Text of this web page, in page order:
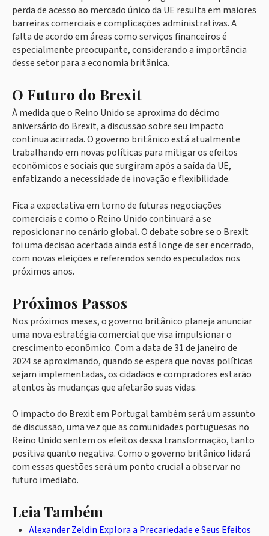
perda de acesso ao mercado único da UE resulta em maiores
barreiras comerciais e complicações administrativas. A
falta de acordo em áreas como serviços financeiros é
especialmente preocupante, considerando a importância
desse setor para a economia britânica.
O Futuro do Brexit
À medida que o Reino Unido se aproxima do décimo
aniversário do Brexit, a discussão sobre seu impacto
continua acirrada. O governo britânico está atualmente
trabalhando em novas políticas para mitigar os efeitos
econômicos e sociais que surgiram após a saída da UE,
enfatizando a necessidade de inovação e flexibilidade.
Fica a expectativa em torno de futuras negociações
comerciais e como o Reino Unido continuará a se
reposicionar no cenário global. O debate sobre se o Brexit
foi uma decisão acertada ainda está longe de ser encerrado,
com novas eleições e referendos sendo especulados nos
próximos anos.
Próximos Passos
Nos próximos meses, o governo britânico planeja anunciar
uma nova estratégia comercial que visa impulsionar o
crescimento econômico. Com a data de 31 de janeiro de
2024 se aproximando, quando se espera que novas políticas
sejam implementadas, os cidadãos e compradores estarão
atentos às mudanças que afetarão suas vidas.
O impacto do Brexit em Portugal também será um assunto
de discussão, uma vez que as comunidades portuguesas no
Reino Unido sentem os efeitos dessa transformação, tanto
positiva quanto negativa. Como o governo britânico lidará
com essas questões será um ponto crucial a observar no
futuro imediato.
Leia Também
Alexander Zeldin Explora a Precariedade e Seus Efeitos